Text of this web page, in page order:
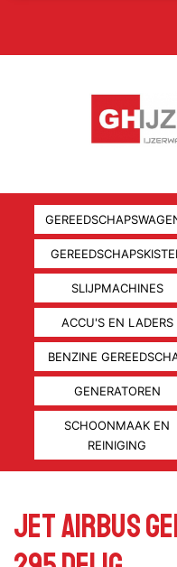
SLIJPMACHINES
ACCU'S EN LADERS
BENZINE
GENERATOREN
SCHOONMAAK EN
REINIGING
JET AIRBUS